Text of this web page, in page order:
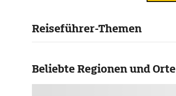
Reiseführer-Themen
Beliebte Regionen und Orte